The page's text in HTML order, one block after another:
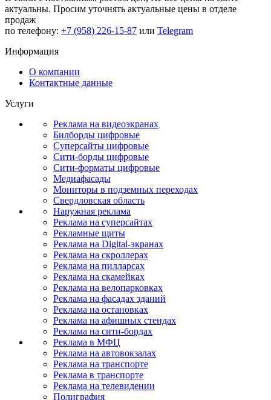
актуальны. Просим уточнять актуальные цены в отделе
продаж
по телефону: +7 (958) 226-15-87 или Telegram
Информация
О компании
Контактные данные
Услуги
Реклама на видеоэкранах
Билборды цифровые
Суперсайты цифровые
Сити-борды цифровые
Сити-форматы цифровые
Медиафасады
Мониторы в подземных переходах
Свердловская область
Наружная реклама
Реклама на суперсайтах
Рекламные щиты
Реклама на Digital-экранах
Реклама на скроллерах
Реклама на пилларсах
Реклама на скамейках
Реклама на велопарковках
Реклама на фасадах зданий
Реклама на остановках
Реклама на афишных стендах
Реклама на сити-бордах
Реклама в МФЦ
Реклама на автовокзалах
Реклама на транспорте
Реклама в транспорте
Реклама на телевидении
Полиграфия